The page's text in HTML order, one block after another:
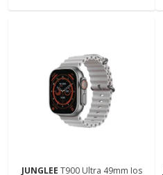
JUNGLEE T900 Ultra 49mm Ios